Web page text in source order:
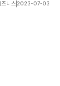
즈니스 2023-07-03